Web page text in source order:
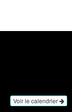
Voir le calendrier